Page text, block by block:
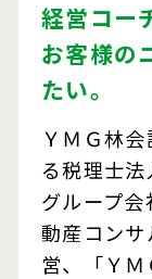
経営コー
お客様の
たい。
ＹＭＧ林
る税理士
グループ
動産コン
営、「Ｙ